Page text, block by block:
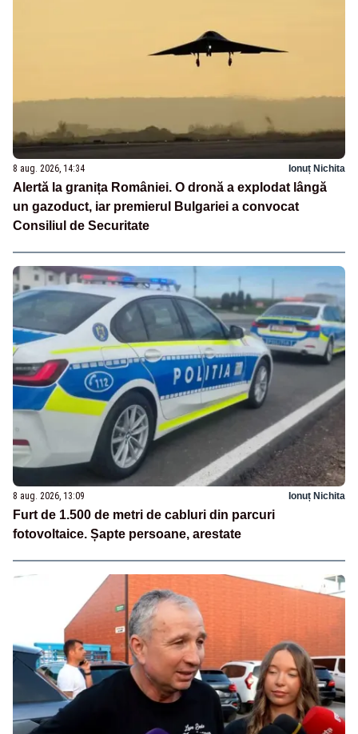
8 aug. 2026, 14:34 Ionuț Nichita
Alertă la granița României. O dronă a explodat lângă
un gazoduct, iar premierul Bulgariei a convocat
Consiliul de Securitate
8 aug. 2026, 13:09 Ionuț Nichita
Furt de 1.500 de metri de cabluri din parcuri
fotovoltaice. Șapte persoane, arestate